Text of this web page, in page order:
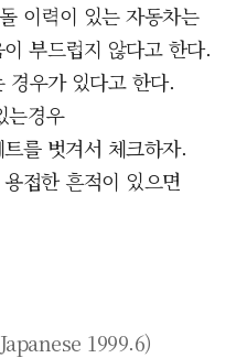
이력이 있는 자동차는
부드럽지 않다고 한다.
경우가 있다고 한다.
는경우
를 벗겨서 체크하자.
접한 흔적이 있으면
1999.6)